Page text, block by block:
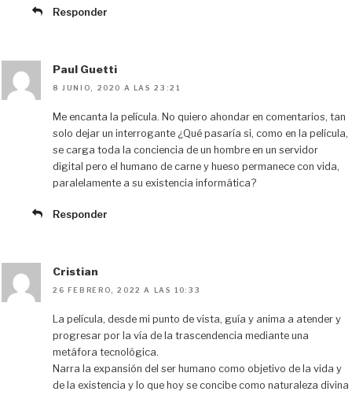
Responder
Paul Guetti
8 JUNIO, 2020 A LAS 23:21
Me encanta la película. No quiero ahondar en comentarios, tan
solo dejar un interrogante ¿Qué pasaría si, como en la película,
se carga toda la conciencia de un hombre en un servidor
digital pero el humano de carne y hueso permanece con vida,
paralelamente a su existencia informática?
Responder
Cristian
26 FEBRERO, 2022 A LAS 10:33
La película, desde mi punto de vista, guía y anima a atender y
progresar por la vía de la trascendencia mediante una
metáfora tecnológica.
Narra la expansión del ser humano como objetivo de la vida y
de la existencia y lo que hoy se concibe como naturaleza divina